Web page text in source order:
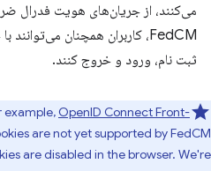
می‌کنند، از جریان‌های هویت فدرال
ثبت نام، ورود و خروج کنند.
example, OpenID Connect Front-
are not yet supported by FedCM
are disabled in the browser. We're